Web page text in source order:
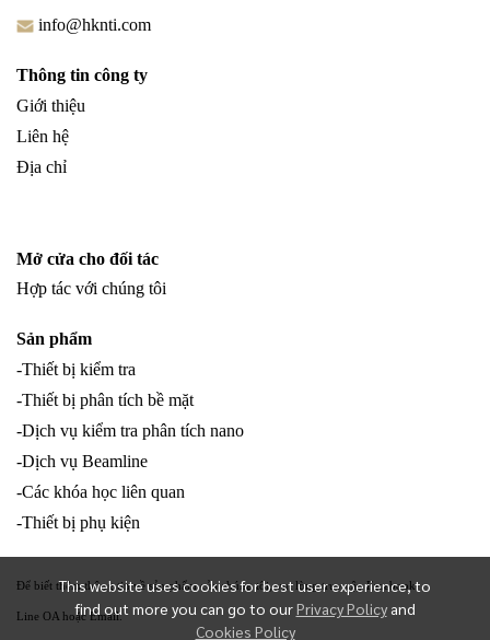
This website uses cookies for best user experience, to
find out more you can go to ourPrivacy Policy and
Cookies Policy
info@hknti.com
Thông tin công ty
Giới thiệu
Liên hệ
Địa chỉ
Mở cửa cho đối tác
Hợp tác với chúng tôi
Sản phẩm
-Thiết bị kiểm tra
-Thiết bị phân tích bề mặt
-Dịch vụ kiểm tra phân tích nano
-Dịch vụ Beamline
-Các khóa học liên quan
-Thiết bị phụ kiện
Để biết thêm thông tin về sản phẩm của chúng tôi, vui lòng truy cập Facebook
Line OA hoặc Email.